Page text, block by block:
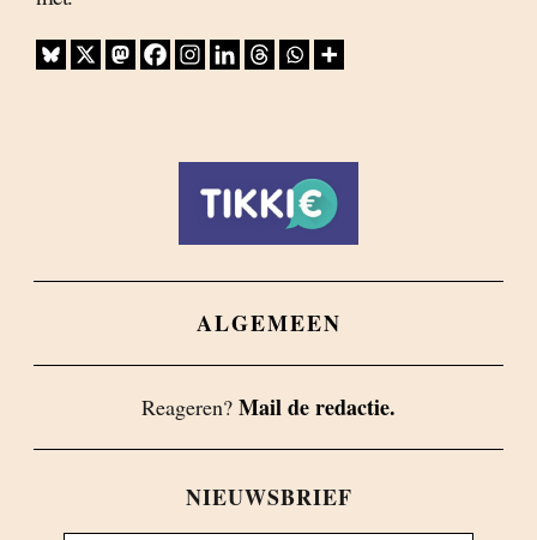
ALGEMEEN
Reageren? Mail de redactie.
NIEUWSBRIEF